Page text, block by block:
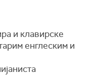
и клавирске
енглеским и